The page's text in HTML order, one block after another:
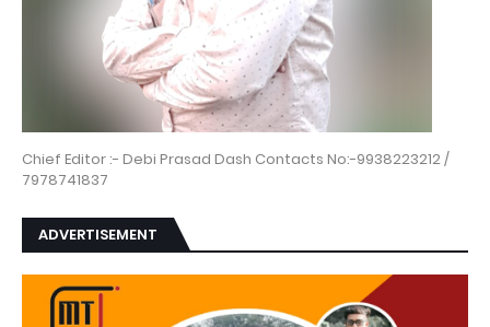
Chief Editor :- Debi Prasad Dash Contacts No:-9938223212 /
7978741837
ADVERTISEMENT